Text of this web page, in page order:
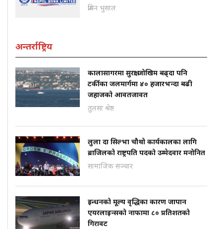
प्रबिन भुसाल
अन्तर्राष्ट्रिय
कालासागरमा सुरक्षा जोखिम बढ्दा पनि
टर्कीका जलमार्गमा ४० हजारभन्दा बढी
जहाजको आवतजावत
तुलसा श्रेष्ठ
लुला दा सिल्भा चौथो कार्यकालका लागि
ब्राजिलको राष्ट्रपति पदको उम्मेदवार मनोनित
सामाजिक सञ्चार
इन्धनको मूल्य वृद्धिका कारण जापान
एयरलाइन्सको नाफामा ८० प्रतिशतको
गिरावट